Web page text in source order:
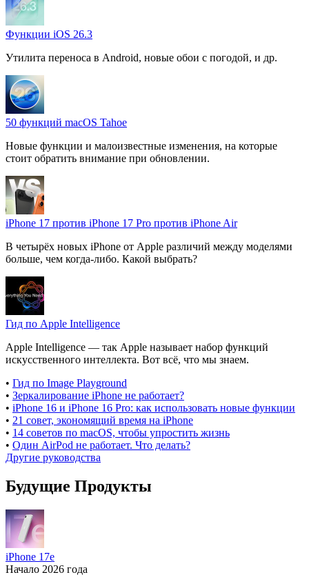
Функции iOS 26.3
Утилита переноса в Android, новые обои с погодой, и др.
50 функций macOS Tahoe
Новые функции и малоизвестные изменения, на которые
стоит обратить внимание при обновлении.
iPhone 17 против iPhone 17 Pro против iPhone Air
В четырёх новых iPhone от Apple различий между моделями
больше, чем когда-либо. Какой выбрать?
Гид по Apple Intelligence
Apple Intelligence — так Apple называет набор функций
искусственного интеллекта. Вот всё, что мы знаем.
• Гид по Image Playground
• Зеркалирование iPhone не работает?
• iPhone 16 и iPhone 16 Pro: как использовать новые функции
• 21 совет, экономящий время на iPhone
• 14 советов по macOS, чтобы упростить жизнь
• Один AirPod не работает. Что делать?
Другие руководства
Будущие Продукты
iPhone 17e
Начало 2026 года